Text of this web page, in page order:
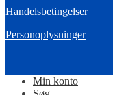
Handelsbetingelser
Personoplysninger
Min konto